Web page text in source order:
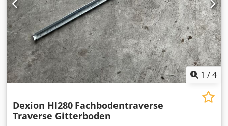
1 /4
Dexion HI280 Fachbodentraverse
Traverse Gitterboden